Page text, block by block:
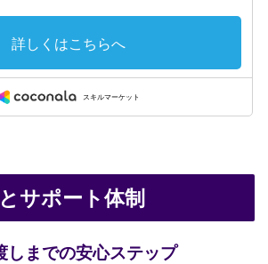
サポート体制
しまでの安心ステップ